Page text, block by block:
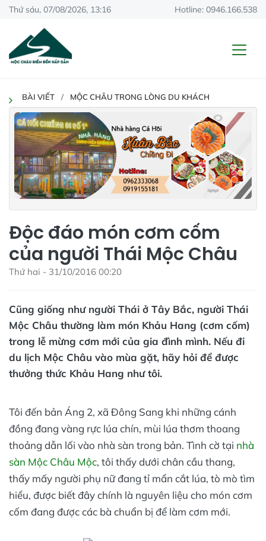
Thứ sáu, 07/08/2026, 13:16 Hotline: 0946.166.538
BÀI VIẾT MỘC CHÂU TRONG LÒNG DU KHÁCH
Độc đáo món cơm cốm
của người Thái Mộc Châu
Thứ hai - 31/10/2016 00:20
Cũng giống như người Thái ở Tây Bắc, người Thái
Mộc Châu thường làm món Khảu Hang (cơm cốm)
trong lễ mừng cơm mới của gia đình mình. Nếu đi
du lịch Mộc Châu vào mùa gặt, hãy hỏi để được
thưởng thức Khảu Hang như tôi.
Tôi đến bản Áng 2, xã Đông Sang khi những cánh
đồng đang vàng rực lúa chín, mùi lúa thơm thoang
thoảng dẫn lối vào nhà sàn trong bản. Tình cờ tại nhà
sàn Mộc Châu Mộc, tôi thấy dưới chân cầu thang,
thấy mấy người phụ nữ đang tỉ mẩn cắt lúa, tò mò tìm
hiểu, được biết đây chính là nguyên liệu cho món cơm
cốm đang được các bà chuẩn bị để làm cơm mới.